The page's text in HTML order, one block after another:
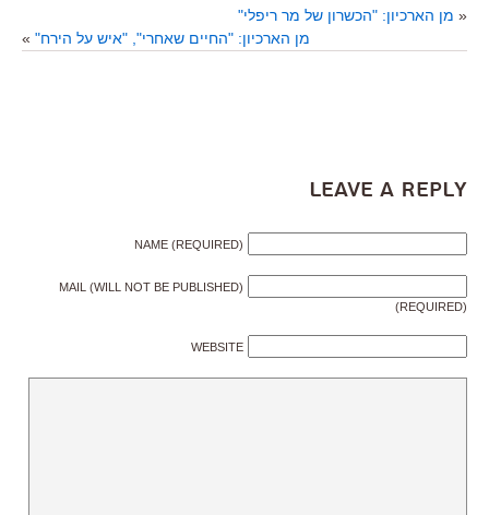
« מן הארכיון: "הכשרון של מר ריפלי"
מן הארכיון: "החיים שאחרי", "איש על הירח" »
Leave a Reply
NAME (REQUIRED)
MAIL (WILL NOT BE PUBLISHED)
(REQUIRED)
WEBSITE